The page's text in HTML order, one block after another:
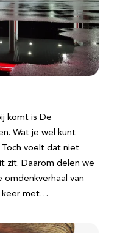
komt is De
Wat je wel kunt
voelt dat niet
zit. Daarom delen we
van
keer met…